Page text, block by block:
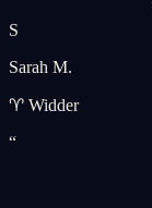
S
Sarah M.
♈ Widder
“